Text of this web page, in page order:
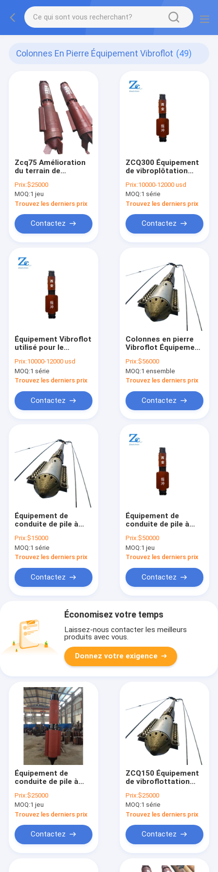
Colonnes En Pierre Équipement Vibroflot (49)
Zcq75 Amélioration
du terrain de
Vibroflot
Prix:$25000
MOQ:1 jeu
Trouvez les derniers prix
Contactez
ZCQ300 Équipement
de vibroplôtation
par vibroplôtation
des sols sans
cohésion pour
l'ingénierie de
l'amélioration des
sols
Prix:10000-12000 usd
MOQ:1 série
Trouvez les derniers prix
Contactez
Équipement Vibroflot
utilisé pour le
au sol in situ
Prix:10000-12000 usd
MOQ:1 série
Trouvez les derniers prix
Contactez
Colonnes en pierre
Vibroflot Équipement
renforcement
profond des
fondations avec des
allant jusqu'à 3200
mm
Prix:$56000
MOQ:1 ensemble
Trouvez les derniers prix
Contactez
Équipement de
conduite de pile à
Prix:$15000
MOQ:1 série
Trouvez les derniers prix
Contactez
Équipement de
conduite de pile à
Prix:$50000
MOQ:1 jeu
Trouvez les derniers prix
Contactez
Économisez votre temps
Laissez-nous contacter les meilleurs
produits avec vous.
Donnez votre exigence
Équipement de
conduite de pile à
Prix:$25000
MOQ:1 jeu
Trouvez les derniers prix
Contactez
ZCQ150 Équipement
de vibroflottation
utilisé pour les
travaux de
fondations
profondes par
vibroflottation
Prix:$25000
MOQ:1 série
Trouvez les derniers prix
Contactez